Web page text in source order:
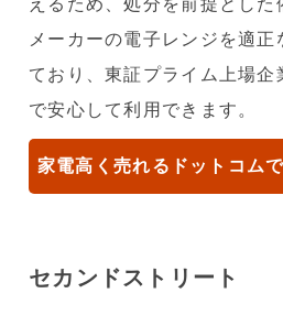
メーカーの電子レンジを適正
ており、東証プライム上場
で安心して利用できます。
家電高く売れるドットコム
セカンドストリート